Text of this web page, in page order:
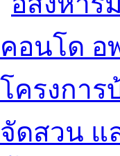
คอนโด อ
โครงการ
จัดสวน แ